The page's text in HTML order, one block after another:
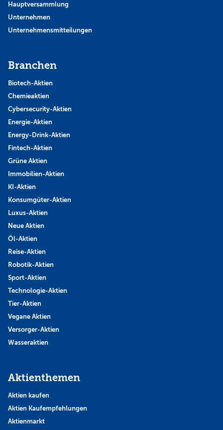
Hauptversammlung
Unternehmen
Unternehmensmitteilungen
Branchen
Biotech-Aktien
Chemieaktien
Cybersecurity-Aktien
Energie-Aktien
Energy-Drink-Aktien
Fintech-Aktien
Grüne Aktien
Immobilien-Aktien
KI-Aktien
Konsumgüter-Aktien
Luxus-Aktien
Neue Aktien
Öl-Aktien
Reise-Aktien
Robotik-Aktien
Sport-Aktien
Technologie-Aktien
Tier-Aktien
Vegane Aktien
Versorger-Aktien
Wasseraktien
Aktienthemen
Aktien kaufen
Aktien Kaufempfehlungen
Aktienmarkt